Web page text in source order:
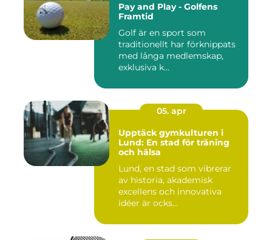
Pay and Play - Golfens
Framtid
Golf är en sport som
traditionellt har förknippats
med långa medlemskap,
exklusiva k...
05. apr
Upptäck gymkulturen i
Lund: En stad för träning
och hälsa
Lund, en stad som vibrerar
av historia, akademisk
excellens och innovativa
idéer är ocks...